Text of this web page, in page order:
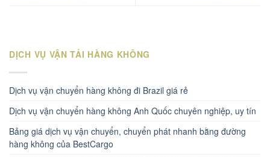
DỊCH VỤ VẬN TẢI HÀNG KHÔNG
Dịch vụ vận chuyển hàng không đi Brazil giá rẻ
Dịch vụ vận chuyển hàng không Anh Quốc chuyên nghiệp, uy tín
Bảng giá dịch vụ vận chuyển, chuyển phát nhanh bằng đường
hàng không của BestCargo